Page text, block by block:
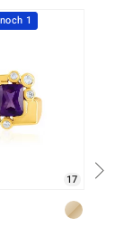
1
17